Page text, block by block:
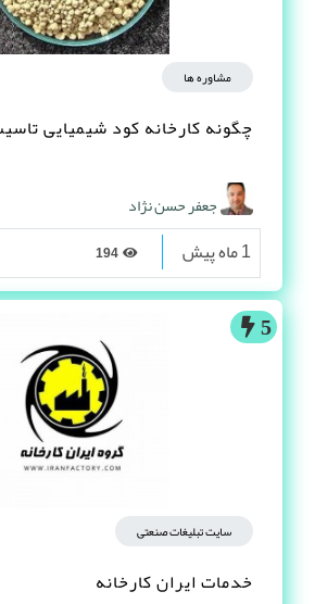
مشاوره ها
چگونه کارخانه کود شیمیایی
جعفر حسن نژاد
1 ماه پیش
5
سایت تبلیغات صنعتی
خدمات ایران کارخانه